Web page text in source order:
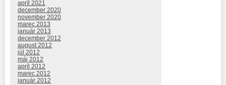
apríl 2021
december 2020
november 2020
marec 2013
január 2013
december 2012
august 2012
júl 2012
máj 2012
apríl 2012
marec 2012
január 2012